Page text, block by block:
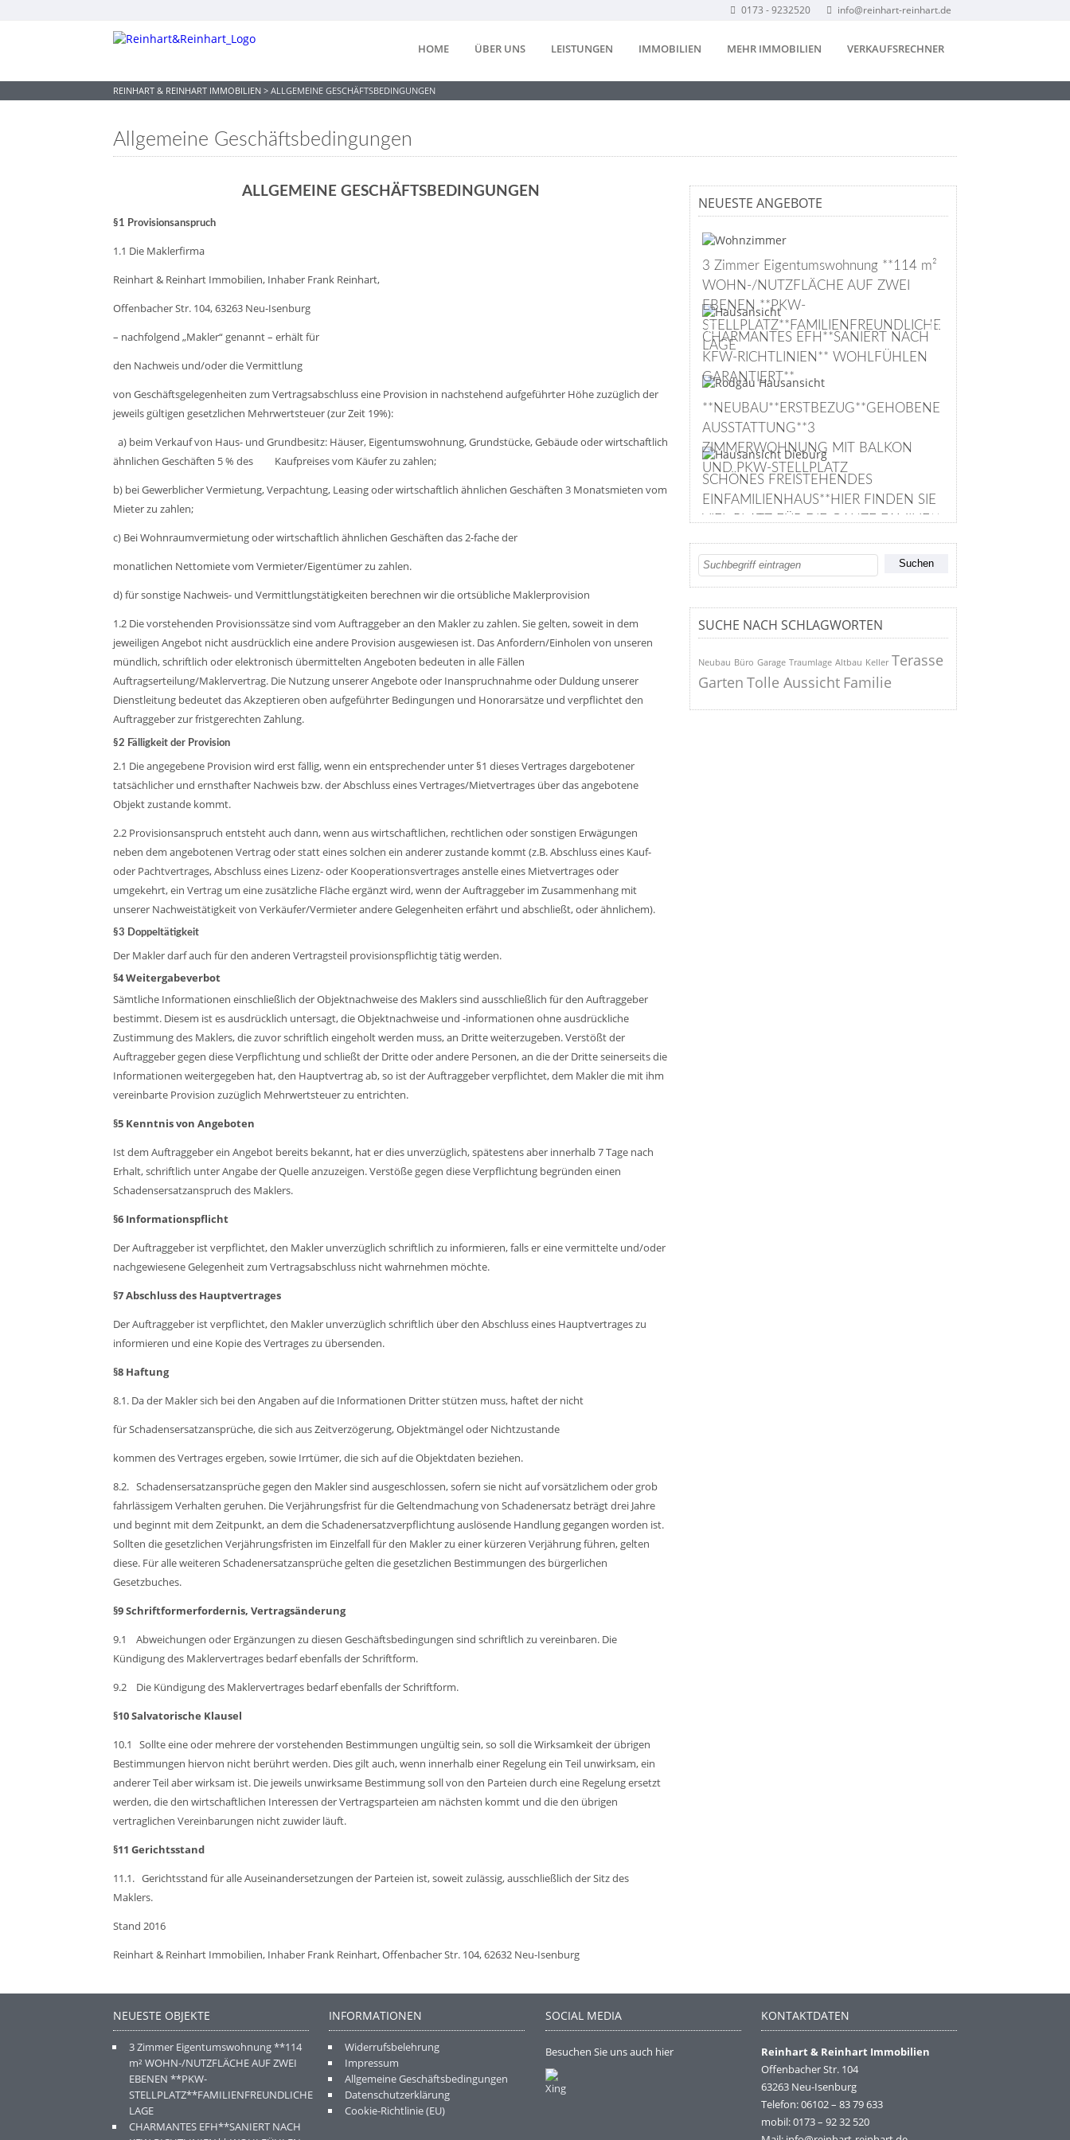
0173 - 9232520 info@reinhart-reinhart.de
HOME ÜBER UNS LEISTUNGEN IMMOBILIEN MEHR IMMOBILIEN VERKAUFSRECHNER
REINHART & REINHART IMMOBILIEN > ALLGEMEINE GESCHÄFTSBEDINGUNGEN
Allgemeine Geschäftsbedingungen
ALLGEMEINE GESCHÄFTSBEDINGUNGEN
§1 Provisionsanspruch
1.1 Die Maklerfirma
Reinhart & Reinhart Immobilien, Inhaber Frank Reinhart,
Offenbacher Str. 104, 63263 Neu-Isenburg
– nachfolgend „Makler“ genannt – erhält für
den Nachweis und/oder die Vermittlung
von Geschäftsgelegenheiten zum Vertragsabschluss eine Provision in nachstehend aufgeführter Höhezuzüglich der
jeweils gültigen gesetzlichen Mehrwertsteuer (zur Zeit 19%):
a) beim Verkauf von Haus- und Grundbesitz: Häuser, Eigentumswohnung, Grundstücke, Gebäude oder wirtschaftlich
ähnlichen Geschäften 5 % des Kaufpreises vom Käufer zu zahlen;
b) bei Gewerblicher Vermietung, Verpachtung, Leasing oder wirtschaftlich ähnlichen Geschäften 3 Monatsmieten vom
Mieter zu zahlen;
c) Bei Wohnraumvermietung oder wirtschaftlich ähnlichen Geschäften das 2-fache der
monatlichen Nettomiete vom Vermieter/Eigentümer zu zahlen.
d) für sonstige Nachweis- und Vermittlungstätigkeiten berechnen wir die ortsübliche Maklerprovision
1.2 Die vorstehenden Provisionssätze sind vom Auftraggeber an den Makler zu zahlen. Sie gelten, soweit in dem
jeweiligen Angebot nicht ausdrücklich eine andere Provision ausgewiesen ist. Das Anfordern/Einholen von unseren
mündlich, schriftlich oder elektronisch übermittelten Angeboten bedeuten in alle Fällen
Auftragserteilung/Maklervertrag. Die Nutzung unserer Angebote oder Inanspruchnahme oder Duldung unserer
Dienstleitung bedeutet das Akzeptieren oben aufgeführter Bedingungen und Honorarsätze und verpflichtet den
Auftraggeber zur fristgerechten Zahlung.
§2 Fälligkeit der Provision
2.1 Die angegebene Provision wird erst fällig, wenn ein entsprechender unter §1 dieses Vertrages dargebotener
tatsächlicher und ernsthafter Nachweis bzw. der Abschluss eines Vertrages/Mietvertrages über das angebotene
Objekt zustande kommt.
2.2 Provisionsanspruch entsteht auch dann, wenn aus wirtschaftlichen, rechtlichen oder sonstigen Erwägungen
neben dem angebotenen Vertrag oder statt eines solchen ein anderer zustande kommt (z.B. Abschluss eines Kauf-
oder Pachtvertrages, Abschluss eines Lizenz- oder Kooperationsvertrages anstelle eines Mietvertrages oder
umgekehrt, ein Vertrag um eine zusätzliche Fläche ergänzt wird, wenn der Auftraggeber im Zusammenhang mit
unserer Nachweistätigkeit von Verkäufer/Vermieter andere Gelegenheiten erfährt und abschließt, oder ähnlichem).
§3 Doppeltätigkeit
Der Makler darf auch für den anderen Vertragsteil provisionspflichtig tätig werden.
§4 Weitergabeverbot
Sämtliche Informationen einschließlich der Objektnachweise des Maklers sind ausschließlich für den Auftraggeber
bestimmt. Diesem ist es ausdrücklich untersagt, die Objektnachweise und -informationen ohne ausdrückliche
Zustimmung des Maklers, die zuvor schriftlich eingeholt werden muss, an Dritte weiterzugeben. Verstößt der
Auftraggeber gegen diese Verpflichtung und schließt der Dritte oder andere Personen, an die der Dritte seinerseits die
Informationen weitergegeben hat, den Hauptvertrag ab, so ist der Auftraggeber verpflichtet, dem Makler die mit ihm
vereinbarte Provision zuzüglich Mehrwertsteuer zu entrichten.
§5 Kenntnis von Angeboten
Ist dem Auftraggeber ein Angebot bereits bekannt, hat er dies unverzüglich, spätestens aber innerhalb 7 Tage nach
Erhalt, schriftlich unter Angabe der Quelle anzuzeigen. Verstöße gegen diese Verpflichtung begründen einen
Schadensersatzanspruch des Maklers.
§6 Informationspflicht
Der Auftraggeber ist verpflichtet, den Makler unverzüglich schriftlich zu informieren, falls er eine vermittelte und/oder
nachgewiesene Gelegenheit zum Vertragsabschluss nicht wahrnehmen möchte.
§7 Abschluss des Hauptvertrages
Der Auftraggeber ist verpflichtet, den Makler unverzüglich schriftlich über den Abschluss eines Hauptvertrages zu
informieren und eine Kopie des Vertrages zu übersenden.
§8 Haftung
8.1. Da der Makler sich bei den Angaben auf die Informationen Dritter stützen muss, haftet der nicht
für Schadensersatzansprüche, die sich aus Zeitverzögerung, Objektmängel oder Nichtzustande
kommen des Vertrages ergeben, sowie Irrtümer, die sich auf die Objektdaten beziehen.
8.2. Schadensersatzansprüche gegen den Makler sind ausgeschlossen, sofern sie nicht auf vorsätzlichem oder grob
fahrlässigem Verhalten geruhen. Die Verjährungsfrist für die Geltendmachung von Schadenersatz beträgt drei Jahre
und beginnt mit dem Zeitpunkt, an dem die Schadenersatzverpflichtung auslösende Handlung gegangen worden ist.
Sollten die gesetzlichen Verjährungsfristen im Einzelfall für den Makler zu einer kürzeren Verjährung führen, gelten
diese. Für alle weiteren Schadenersatzansprüche gelten die gesetzlichen Bestimmungen des bürgerlichen
Gesetzbuches.
§9 Schriftformerfordernis, Vertragsänderung
9.1
Abweichungen oder Ergänzungen zu diesen Geschäftsbedingungen sind schriftlich zu vereinbaren. Die
Kündigung des Maklervertrages bedarf ebenfalls der Schriftform.
9.2
Die Kündigung des Maklervertrages bedarf ebenfalls der Schriftform.
§10 Salvatorische Klausel
10.1
Sollte eine oder mehrere der vorstehenden Bestimmungen ungültig sein, so soll die Wirksamkeit der übrigen
Bestimmungen hiervon nicht berührt werden. Dies gilt auch, wenn innerhalb einer Regelung ein Teil unwirksam, ein
anderer Teil aber wirksam ist. Die jeweils unwirksame Bestimmung soll von den Parteien durch eine Regelung ersetzt
werden, die den wirtschaftlichen Interessen der Vertragsparteien am nächsten kommt und die den übrigen
vertraglichen Vereinbarungen nicht zuwider läuft.
§11 Gerichtsstand
11.1. Gerichtsstand für alle Auseinandersetzungen der Parteien ist, soweit zulässig, ausschließlich der Sitz des
Maklers.
Stand 2016
Reinhart & Reinhart Immobilien, Inhaber Frank Reinhart, Offenbacher Str. 104, 62632 Neu-Isenburg
NEUESTE ANGEBOTE
3 Zimmer Eigentumswohnung **114 m²
WOHN-/NUTZFLÄCHE AUF ZWEI
EBENEN **PKW-
STELLPLATZ**FAMILIENFREUNDLICHE
LAGE
CHARMANTES EFH**SANIERT NACH
KFW-RICHTLINIEN** WOHLFÜHLEN
GARANTIERT**
**NEUBAU**ERSTBEZUG**GEHOBENE
AUSSTATTUNG**3
ZIMMERWOHNUNG MIT BALKON
UND PKW-STELLPLATZ
SCHÖNES FREISTEHENDES
EINFAMILIENHAUS**HIER FINDEN SIE
VIEL PLATZ FÜR DIE GANZE FAMILIE**
SUCHE NACH SCHLAGWORTEN
Neubau Büro Garage Traumlage Altbau Keller Terasse
Garten Tolle Aussicht Familie
NEUESTE OBJEKTE
3 Zimmer Eigentumswohnung **114
m² WOHN-/NUTZFLÄCHE AUF ZWEI
EBENEN **PKW-
STELLPLATZ**FAMILIENFREUNDLICHE
LAGE
CHARMANTES EFH**SANIERT NACH
INFORMATIONEN
Widerrufsbelehrung
Impressum
Allgemeine Geschäftsbedingungen
Datenschutzerklärung
Cookie-Richtlinie (EU)
SOCIAL MEDIA
Besuchen Sie uns auch hier
KONTAKTDATEN
Reinhart & Reinhart Immobilien
Offenbacher Str. 104
63263 Neu-Isenburg
Telefon: 06102 – 83 79 633
mobil: 0173 – 92 32 520